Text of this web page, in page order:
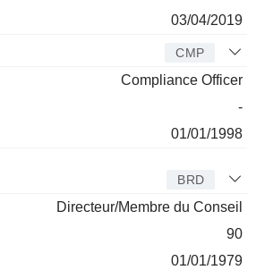
03/04/2019
CMP
Compliance Officer
-
01/01/1998
BRD
Directeur/Membre du Conseil
90
01/01/1979